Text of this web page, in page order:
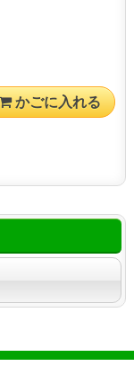
かごに入れる